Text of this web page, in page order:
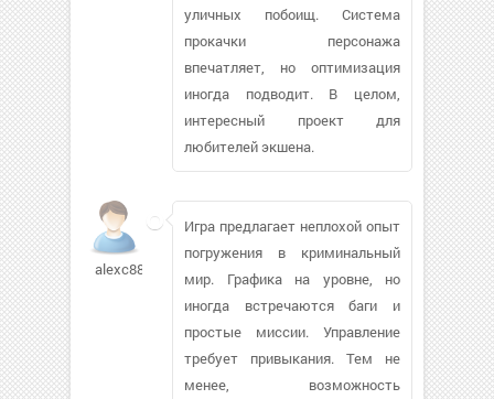
уличных побоищ. Система
прокачки персонажа
впечатляет, но оптимизация
иногда подводит. В целом,
интересный проект для
любителей экшена.
alexc88853
Игра предлагает неплохой опыт
погружения в криминальный
мир. Графика на уровне, но
иногда встречаются баги и
простые миссии. Управление
требует привыкания. Тем не
менее, возможность